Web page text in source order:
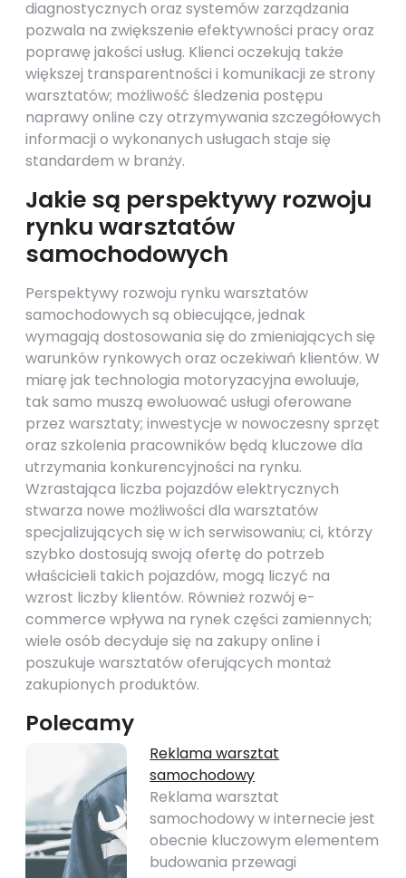
diagnostycznych oraz systemów zarządzania
pozwala na zwiększenie efektywności pracy oraz
poprawę jakości usług. Klienci oczekują także
większej transparentności i komunikacji ze strony
warsztatów; możliwość śledzenia postępu
naprawy online czy otrzymywania szczegółowych
informacji o wykonanych usługach staje się
standardem w branży.
Jakie są perspektywy rozwoju
rynku warsztatów
samochodowych
Perspektywy rozwoju rynku warsztatów
samochodowych są obiecujące, jednak
wymagają dostosowania się do zmieniających się
warunków rynkowych oraz oczekiwań klientów. W
miarę jak technologia motoryzacyjna ewoluuje,
tak samo muszą ewoluować usługi oferowane
przez warsztaty; inwestycje w nowoczesny sprzęt
oraz szkolenia pracowników będą kluczowe dla
utrzymania konkurencyjności na rynku.
Wzrastająca liczba pojazdów elektrycznych
stwarza nowe możliwości dla warsztatów
specjalizujących się w ich serwisowaniu; ci, którzy
szybko dostosują swoją ofertę do potrzeb
właścicieli takich pojazdów, mogą liczyć na
wzrost liczby klientów. Również rozwój e-
commerce wpływa na rynek części zamiennych;
wiele osób decyduje się na zakupy online i
poszukuje warsztatów oferujących montaż
zakupionych produktów.
Polecamy
Reklama warsztat
samochodowy
Reklama warsztat
samochodowy w internecie jest
obecnie kluczowym elementem
budowania przewagi